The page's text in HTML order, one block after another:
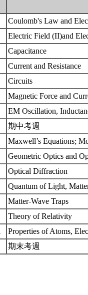
Coulomb's Law and
Electric Field (II)and
Capacitance
Current and Resistance
Circuits
Magnetic Force and
EM Oscillation,
期中考週
Maxwell’s Equations;
Geometric Optics and
Optical Diffraction
Quantum of Light,
Matter-Wave Traps
Theory of Relativity
Properties of Atoms,
期末考週